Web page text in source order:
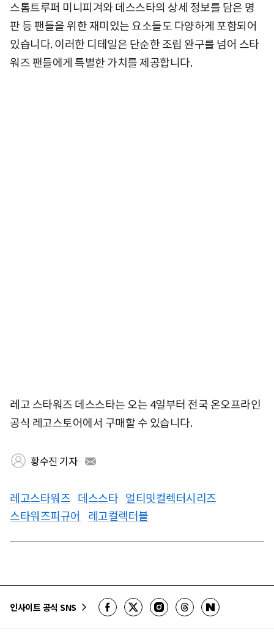
스톰트루퍼 미니피겨와 데스스타의 상세 정보를 담은 명
판 등 팬들을 위한 재미있는 요소들도 다양하게 포함되어
있습니다. 이러한 디테일은 단순한 조립 완구를 넘어 스타
워즈 팬들에게 특별한 가치를 제공합니다.
레고 스타워즈 데스스타는 오는 4일부터 전국 온오프라인
공식 레고스토어에서 구매할 수 있습니다.
황수진 기자
레고스타워즈 데스스타 얼티밋컬렉터시리즈
스타워즈피규어
레고컬렉터블
인사이트 공식 SNS